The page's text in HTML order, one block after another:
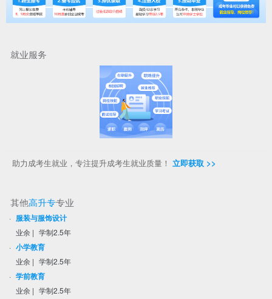
就业服务
助力成考生就业，专注提升成考生就业质量！ 立即获取 >>
其他高升专专业
· 服装与服饰设计
业余 | 学制2.5年
· 小学教育
业余 | 学制2.5年
· 学前教育
业余 | 学制2.5年